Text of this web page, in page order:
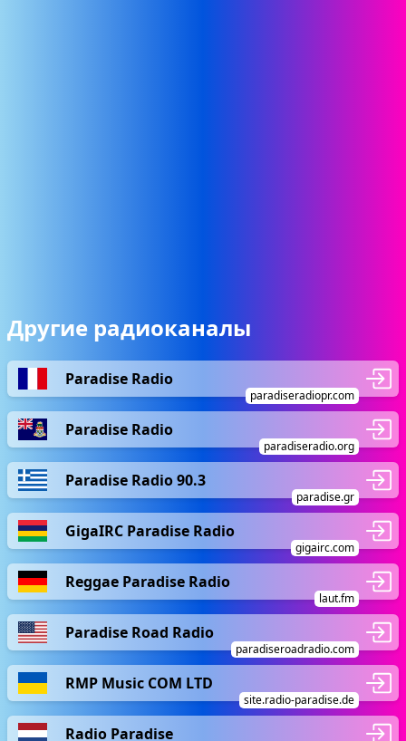
Другие радиоканалы
Paradise Radio
paradiseradiopr.com
Paradise Radio
paradiseradio.org
Paradise Radio 90.3
paradise.gr
GigaIRC Paradise Radio
gigairc.com
Reggae Paradise Radio
laut.fm
Paradise Road Radio
paradiseroadradio.com
RMP Music COM LTD
site.radio-paradise.de
Radio Paradise